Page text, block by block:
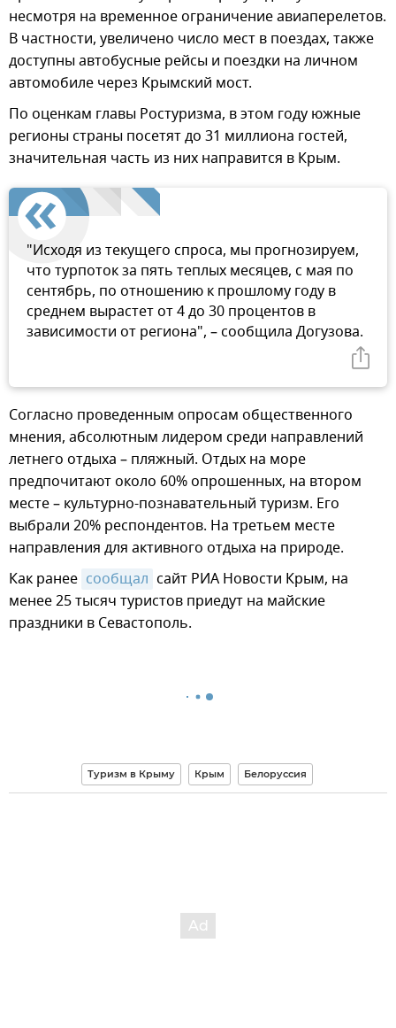
несмотря на временное ограничение авиаперелетов.
В частности, увеличено число мест в поездах, также
доступны автобусные рейсы и поездки на личном
автомобиле через Крымский мост.
По оценкам главы Ростуризма, в этом году южные
регионы страны посетят до 31 миллиона гостей,
значительная часть из них направится в Крым.
"Исходя из текущего спроса, мы прогнозируем,
что турпоток за пять теплых месяцев, с мая по
сентябрь, по отношению к прошлому году в
среднем вырастет от 4 до 30 процентов в
зависимости от региона", – сообщила Догузова.
Согласно проведенным опросам общественного
мнения, абсолютным лидером среди направлений
летнего отдыха – пляжный. Отдых на море
предпочитают около 60% опрошенных, на втором
месте – культурно-познавательный туризм. Его
выбрали 20% респондентов. На третьем месте
направления для активного отдыха на природе.
Как ранее сообщал сайт РИА Новости Крым, на
менее 25 тысяч туристов приедут на майские
праздники в Севастополь.
Туризм в Крыму Крым Белоруссия